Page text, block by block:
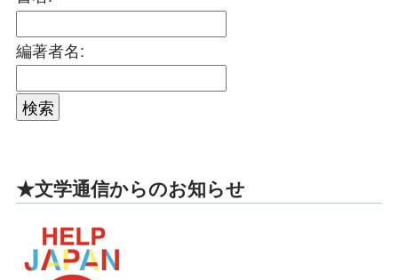
編著者名:
★文学通信からのお知らせ